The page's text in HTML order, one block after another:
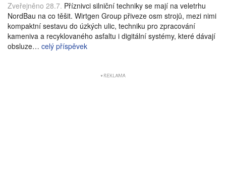
Zveřejněno 28.7. Příznivci silniční techniky se mají na veletrhu
NordBau na co těšit. Wirtgen Group přiveze osm strojů, mezi nimi
kompaktní sestavu do úzkých ulic, techniku pro zpracování
kameniva a recyklovaného asfaltu i digitální systémy, které dávají
obsluze… celý příspěvek